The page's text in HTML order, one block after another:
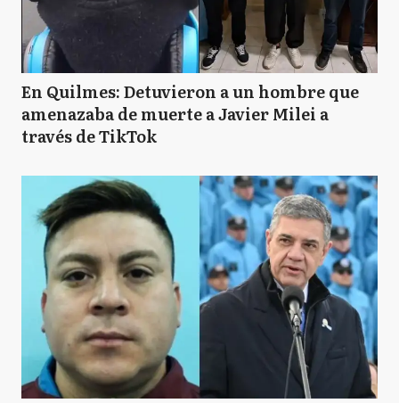
En Quilmes: Detuvieron a un hombre que
amenazaba de muerte a Javier Milei a
través de TikTok